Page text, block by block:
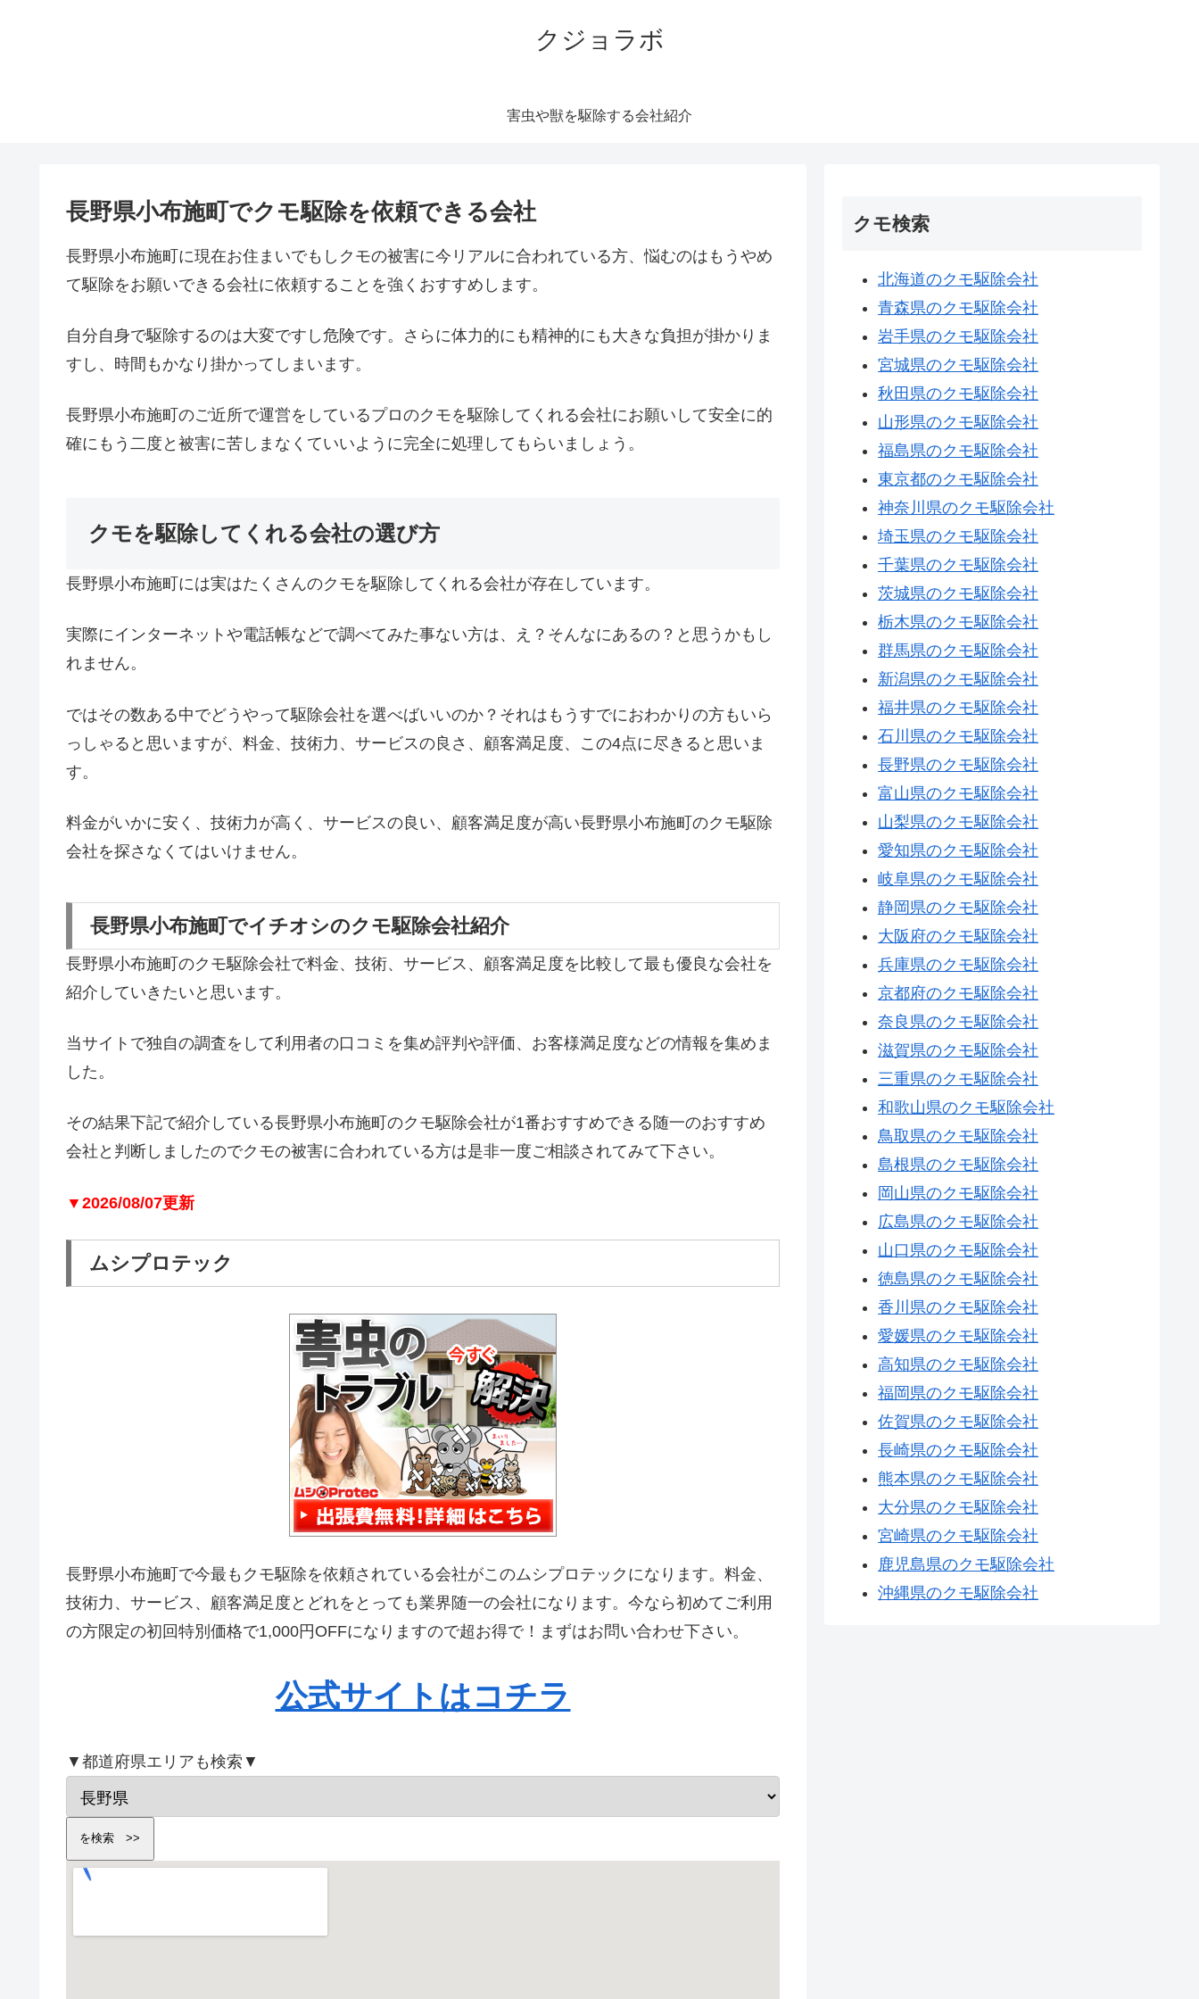
クジョラボ
害虫や獣を駆除する会社紹介
長野県小布施町でクモ駆除を依頼できる会社
長野県小布施町に現在お住まいでもしクモの被害に今リアルに合われている方、悩むのはもうやめ
て駆除をお願いできる会社に依頼することを強くおすすめします。
自分自身で駆除するのは大変ですし危険です。さらに体力的にも精神的にも大きな負担が掛かりま
すし、時間もかなり掛かってしまいます。
長野県小布施町のご近所で運営をしているプロのクモを駆除してくれる会社にお願いして安全に的
確にもう二度と被害に苦しまなくていいように完全に処理してもらいましょう。
クモを駆除してくれる会社の選び方
長野県小布施町には実はたくさんのクモを駆除してくれる会社が存在しています。
実際にインターネットや電話帳などで調べてみた事ない方は、え？そんなにあるの？と思うかもし
れません。
ではその数ある中でどうやって駆除会社を選べばいいのか？それはもうすでにおわかりの方もいら
っしゃると思いますが、料金、技術力、サービスの良さ、顧客満足度、この4点に尽きると思いま
す。
料金がいかに安く、技術力が高く、サービスの良い、顧客満足度が高い長野県小布施町のクモ駆除
会社を探さなくてはいけません。
長野県小布施町でイチオシのクモ駆除会社紹介
長野県小布施町のクモ駆除会社で料金、技術、サービス、顧客満足度を比較して最も優良な会社を
紹介していきたいと思います。
当サイトで独自の調査をして利用者の口コミを集め評判や評価、お客様満足度などの情報を集めま
した。
その結果下記で紹介している長野県小布施町のクモ駆除会社が1番おすすめできる随一のおすすめ
会社と判断しましたのでクモの被害に合われている方は是非一度ご相談されてみて下さい。
▼2026/08/07更新
ムシプロテック
長野県小布施町で今最もクモ駆除を依頼されている会社がこのムシプロテックになります。料金、
技術力、サービス、顧客満足度とどれをとっても業界随一の会社になります。今なら初めてご利用
の方限定の初回特別価格で1,000円OFFになりますので超お得で！まずはお問い合わせ下さい。
公式サイトはコチラ
▼都道府県エリアも検索▼
クモ検索
北海道のクモ駆除会社
青森県のクモ駆除会社
岩手県のクモ駆除会社
宮城県のクモ駆除会社
秋田県のクモ駆除会社
山形県のクモ駆除会社
福島県のクモ駆除会社
東京都のクモ駆除会社
神奈川県のクモ駆除会社
埼玉県のクモ駆除会社
千葉県のクモ駆除会社
茨城県のクモ駆除会社
栃木県のクモ駆除会社
群馬県のクモ駆除会社
新潟県のクモ駆除会社
福井県のクモ駆除会社
石川県のクモ駆除会社
長野県のクモ駆除会社
富山県のクモ駆除会社
山梨県のクモ駆除会社
愛知県のクモ駆除会社
岐阜県のクモ駆除会社
静岡県のクモ駆除会社
大阪府のクモ駆除会社
兵庫県のクモ駆除会社
京都府のクモ駆除会社
奈良県のクモ駆除会社
滋賀県のクモ駆除会社
三重県のクモ駆除会社
和歌山県のクモ駆除会社
鳥取県のクモ駆除会社
島根県のクモ駆除会社
岡山県のクモ駆除会社
広島県のクモ駆除会社
山口県のクモ駆除会社
徳島県のクモ駆除会社
香川県のクモ駆除会社
愛媛県のクモ駆除会社
高知県のクモ駆除会社
福岡県のクモ駆除会社
佐賀県のクモ駆除会社
長崎県のクモ駆除会社
熊本県のクモ駆除会社
大分県のクモ駆除会社
宮崎県のクモ駆除会社
鹿児島県のクモ駆除会社
沖縄県のクモ駆除会社